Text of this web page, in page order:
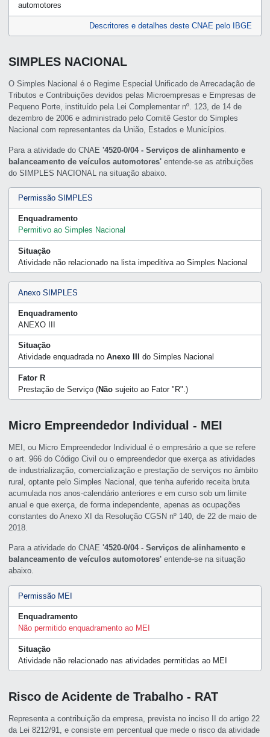
automotores
Descritores e detalhes deste CNAE pelo IBGE
SIMPLES NACIONAL
O Simples Nacional é o Regime Especial Unificado de Arrecadação de
Tributos e Contribuições devidos pelas Microempresas e Empresas de
Pequeno Porte, instituído pela Lei Complementar nº. 123, de 14 de
dezembro de 2006 e administrado pelo Comitê Gestor do Simples
Nacional com representantes da União, Estados e Municípios.
Para a atividade do CNAE'4520-0/04 - Serviços de alinhamento e
balanceamento de veículos automotores' entende-se as atribuições
do SIMPLES NACIONAL na situação abaixo.
Permissão SIMPLES
Enquadramento
Permitivo ao Simples Nacional
Situação
Atividade não relacionado na lista impeditiva ao Simples Nacional
Anexo SIMPLES
Enquadramento
ANEXO III
Situação
Atividade enquadrada no Anexo III do Simples Nacional
Fator R
Prestação de Serviço (Nãosujeito ao Fator "R".)
Micro Empreendedor Individual - MEI
MEI, ou Micro Empreendedor Individual é o empresário a que se refere
o art. 966 do Código Civil ou o empreendedor que exerça as atividades
de industrialização, comercialização e prestação de serviços no âmbito
rural, optante pelo Simples Nacional, que tenha auferido receita bruta
acumulada nos anos-calendário anteriores e em curso sob um limite
anual e que exerça, de forma independente, apenas as ocupações
constantes do Anexo XI da Resolução CGSN nº 140, de 22 de maio de
2018.
Para a atividade do CNAE'4520-0/04 - Serviços de alinhamento e
balanceamento de veículos automotores' entende-se na situação
abaixo.
Permissão MEI
Enquadramento
Não permitido enquadramento ao MEI
Situação
Atividade não relacionado nas atividades permitidas ao MEI
Risco de Acidente de Trabalho - RAT
Representa a contribuição da empresa, prevista no inciso II do artigo 22
da Lei 8212/91, e consiste em percentual que mede o risco da atividade